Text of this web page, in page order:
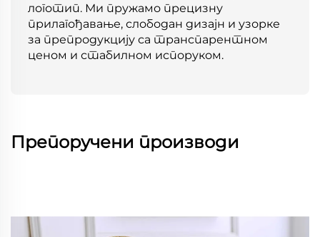
логотип. Ми пружамо прецизну
прилагођавање, слободан дизајн и узорке
за препродукцију са транспарентном
ценом и стабилном испоруком.
Препоручени производи